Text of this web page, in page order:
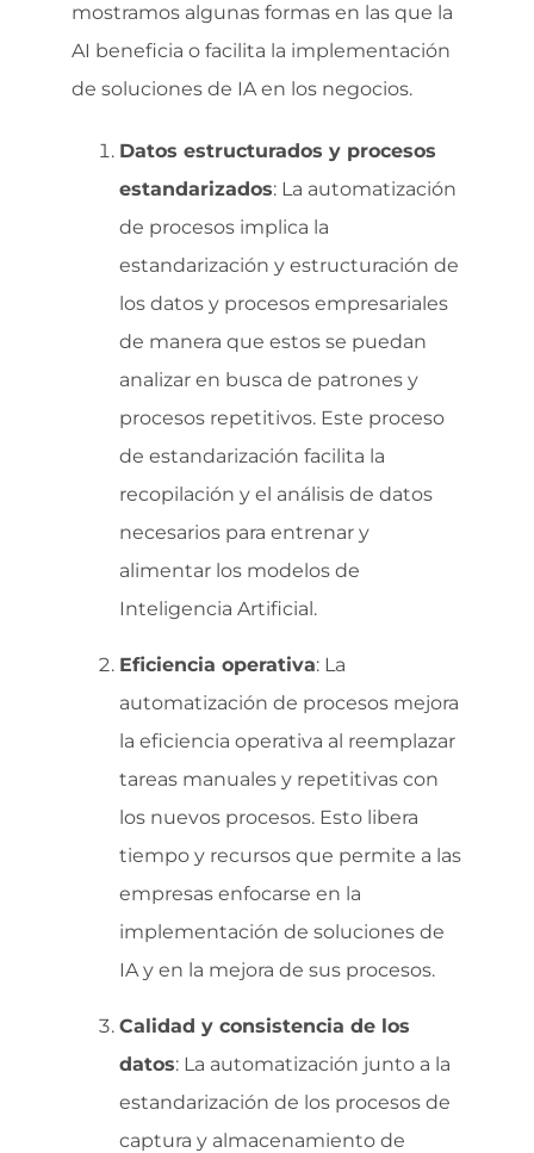
mostramos algunas formas en las que la
AI beneficia o facilita la implementación
de soluciones de IA en los negocios.
Datos estructurados y procesos
estandarizados: La automatización
de procesos implica la
estandarización y estructuración de
los datos y procesos empresariales
de manera que estos se puedan
analizar en busca de patrones y
procesos repetitivos. Este proceso
de estandarización facilita la
recopilación y el análisis de datos
necesarios para entrenar y
alimentar los modelos de
Inteligencia Artificial.
Eficiencia operativa: La
automatización de procesos mejora
la eficiencia operativa al reemplazar
tareas manuales y repetitivas con
los nuevos procesos. Esto libera
tiempo y recursos que permite a las
empresas enfocarse en la
implementación de soluciones de
IA y en la mejora de sus procesos.
Calidad y consistencia de los
datos: La automatización junto a la
estandarización de los procesos de
captura y almacenamiento de